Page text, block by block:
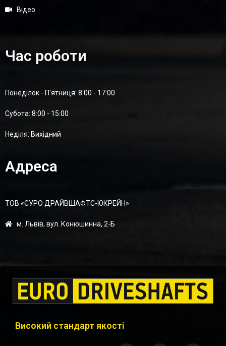
Відео
Час роботи
Понеділок - П'ятниця: 8:00 - 17:00
Суботa: 8:00 - 15:00
Неділя: Вихідний
Адреса
ТОВ «ЄУРО ДРАЙВШАФТC-ЮКРЕЙН»
м. Львів, вул. Конюшинна, 2-Б
Високий стандарт якості